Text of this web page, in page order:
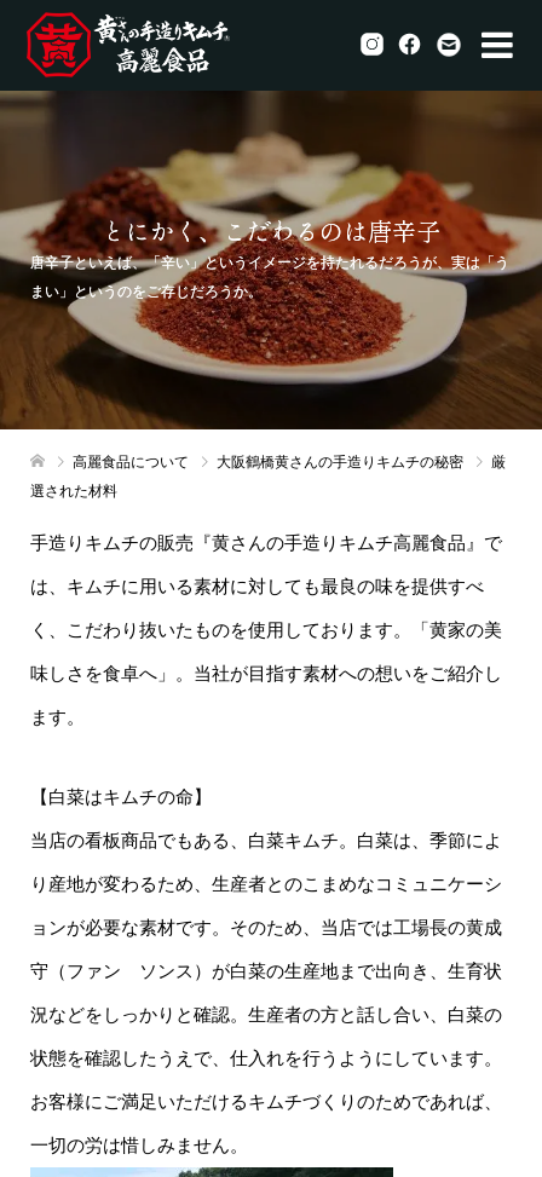
とにかく、こだわるのは唐辛子
唐辛子といえば、「辛い」というイメージを持たれるだろうが、実は「う
まい」というのをご存じだろうか。
高麗食品について 大阪鶴橋黄さんの手造りキムチの秘密
厳
選された材料
手造りキムチの販売『黄さんの手造りキムチ高麗食品』で
は、キムチに用いる素材に対しても最良の味を提供すべ
く、こだわり抜いたものを使用しております。「黄家の美
味しさを食卓へ」。当社が目指す素材への想いをご紹介し
ます。
【白菜はキムチの命】
当店の看板商品でもある、白菜キムチ。白菜は、季節によ
り産地が変わるため、生産者とのこまめなコミュニケーシ
ョンが必要な素材です。そのため、当店では工場長の黄成
守（ファン ソンス）が白菜の生産地まで出向き、生育状
況などをしっかりと確認。生産者の方と話し合い、白菜の
状態を確認したうえで、仕入れを行うようにしています。
お客様にご満足いただけるキムチづくりのためであれば、
一切の労は惜しみません。